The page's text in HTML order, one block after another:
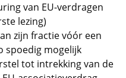
van EU-verdragen
lezing)
zijn fractie vóór een
spoedig mogelijk
tot intrekking van de